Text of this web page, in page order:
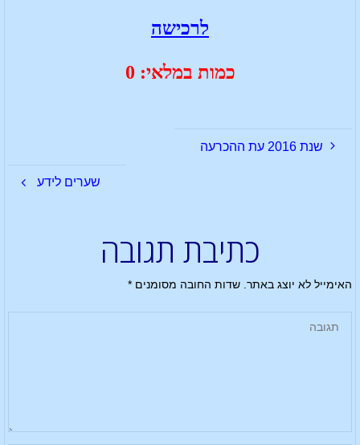
לרכישה
כמות במלאי: 0
שנת 2016 עת ההכרעה
שערים לידע
כתיבת תגובה
האימייל לא יוצג באתר. שדות החובה מסומנים*